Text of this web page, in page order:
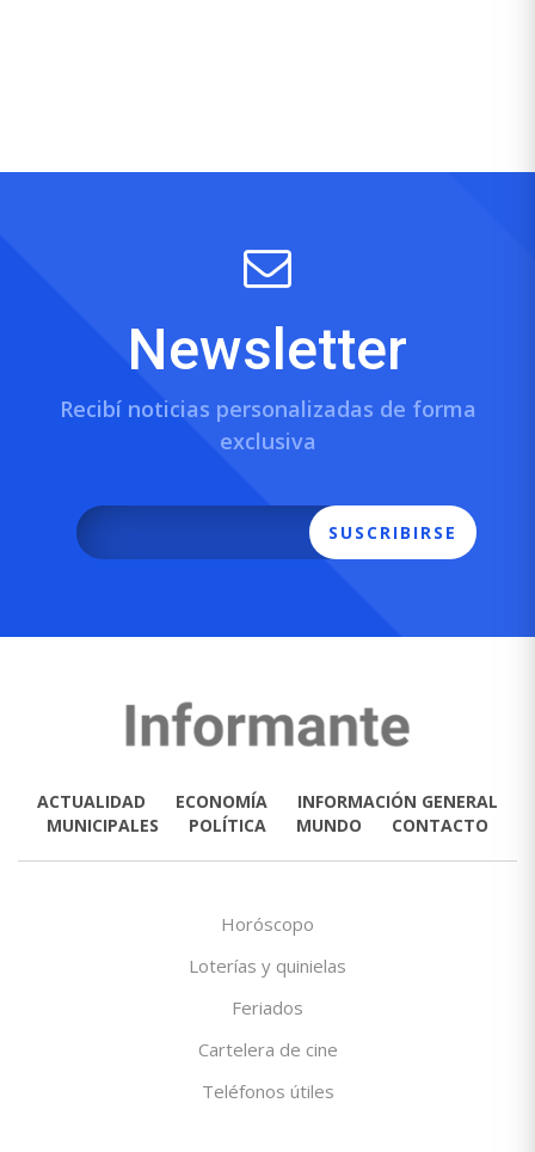
Newsletter
Recibí noticias personalizadas de forma
exclusiva
SUSCRIBIRSE
ACTUALIDAD ECONOMÍA
INFORMACIÓN GENERAL
MUNICIPALES
POLÍTICA MUNDO CONTACTO
Horóscopo
Loterías y quinielas
Feriados
Cartelera de cine
Teléfonos útiles